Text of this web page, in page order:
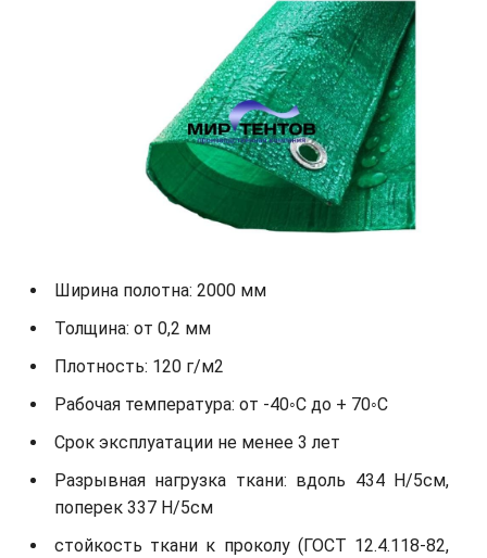
Ширина полотна: 2000 мм
Толщина: от 0,2 мм
Плотность: 120 г/м2
Рабочая температура: от -40◦С до + 70◦С
Срок эксплуатации не менее 3 лет
Разрывная нагрузка ткани: вдоль 434 Н/5см,
поперек 337 Н/5см
стойкость ткани к проколу (ГОСТ 12.4.118-82,